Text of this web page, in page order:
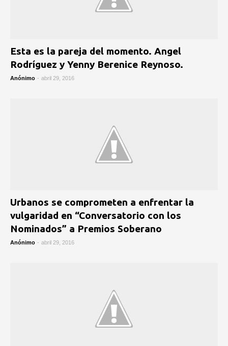
Esta es la pareja del momento. Angel
Rodríguez y Yenny Berenice Reynoso.
Anónimo - abril 29, 2016
Urbanos se comprometen a enfrentar la
vulgaridad en “Conversatorio con los
Nominados” a Premios Soberano
Anónimo - abril 29, 2016